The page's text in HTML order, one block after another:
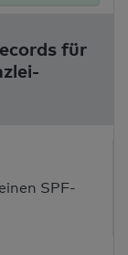
für
SPF-